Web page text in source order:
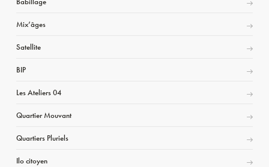
Mix’âges
Satellite
BIP
Les Ateliers 04
Quartier Mouvant
Quartiers Pluriels
Ilo citoyen